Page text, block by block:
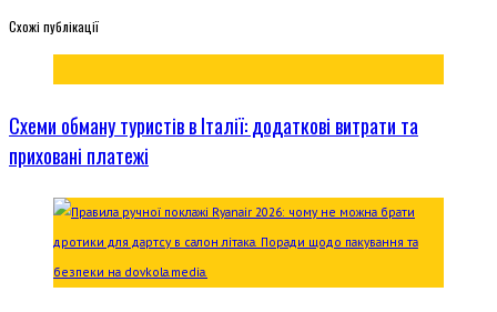
Cхожі публікації
Схеми обману туристів в Італії: додаткові витрати та
приховані платежі